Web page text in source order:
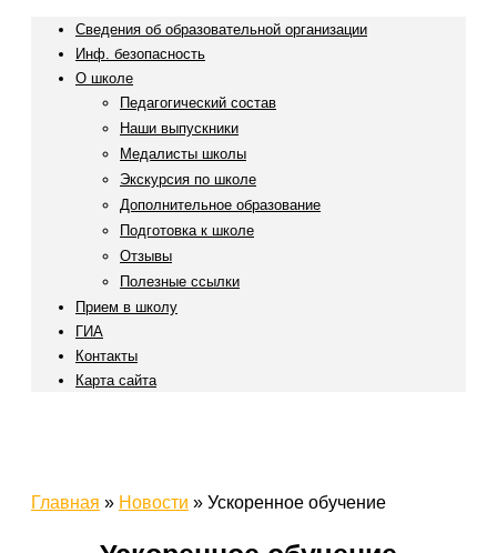
Сведения об образовательной организации
Инф. безопасность
О школе
Педагогический состав
Наши выпускники
Медалисты школы
Экскурсия по школе
Дополнительное образование
Подготовка к школе
Отзывы
Полезные ссылки
Прием в школу
ГИА
Контакты
Карта сайта
Главная » Новости » Ускоренное обучение